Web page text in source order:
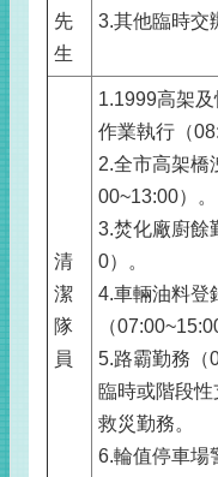
先
生
3.其他臨時交
清
潔
隊
員
1.1999高架
作業執行（
2.全市高架橋
00~13:00）。
3.焚化廠廚餘
0）。
4.車輛油料登
（
5.路霸勤務（
臨時或階段
救災勤務。
6.輪值停車場